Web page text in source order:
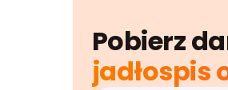
Pobierz
jadłospis